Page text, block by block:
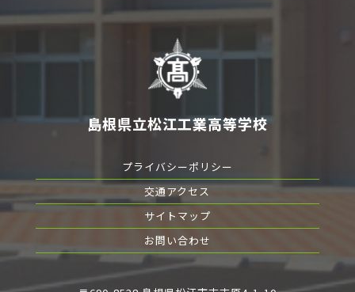
島根県立松江工業高等学校
プライバシーポリシー
交通アクセス
サイトマップ
お問い合わせ